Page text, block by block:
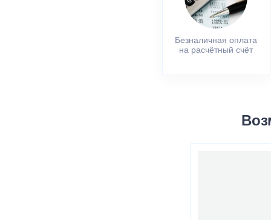
Безналичная оплата
на расчётный счёт